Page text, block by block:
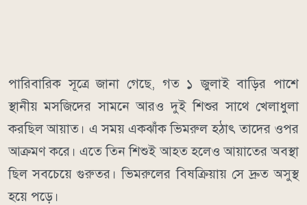
পারিবারিক সূত্রে জানা গেছে, গত ১ জুলাই বাড়ির পাশে
স্থানীয় মসজিদের সামনে আরও দুই শিশুর সাথে খেলাধুলা
করছিল আয়াত। এ সময় একঝাঁক ভিমরুল হঠাৎ তাদের ওপর
আক্রমণ করে। এতে তিন শিশুই আহত হলেও আয়াতের অবস্থা
ছিল সবচেয়ে গুরুতর। ভিমরুলের বিষক্রিয়ায় সে দ্রুত অসুস্থ
হয়ে পড়ে।